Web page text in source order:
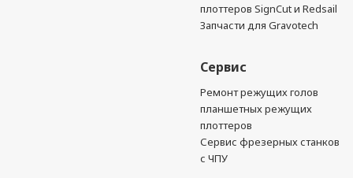
плоттеров SignCut и Redsail
Запчасти для Gravotech
Сервис
Ремонт режущих голов
планшетных режущих
плоттеров
Сервис фрезерных станков
с ЧПУ